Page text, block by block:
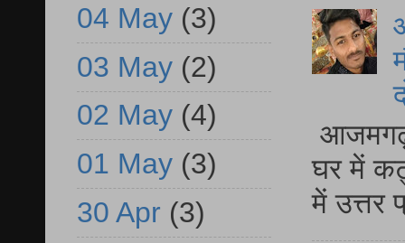
घर में
में
04 May (3)
03 May (2)
02 May (4)
01 May (3)
30 Apr (3)